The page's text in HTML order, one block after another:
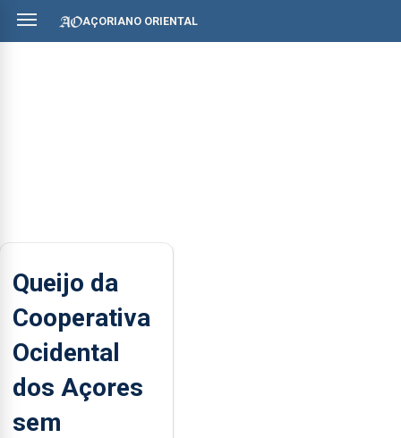
AÇORIANO ORIENTAL
Queijo da
Cooperativa
Ocidental
dos Açores
sem